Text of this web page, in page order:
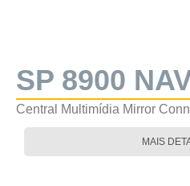
SP 8900
Central Multimídia Mirror
MAIS